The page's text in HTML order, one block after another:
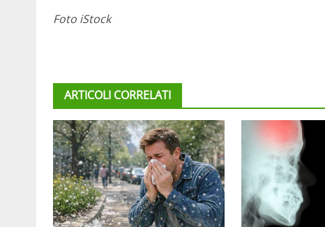
Foto iStock
ARTICOLI CORRELATI